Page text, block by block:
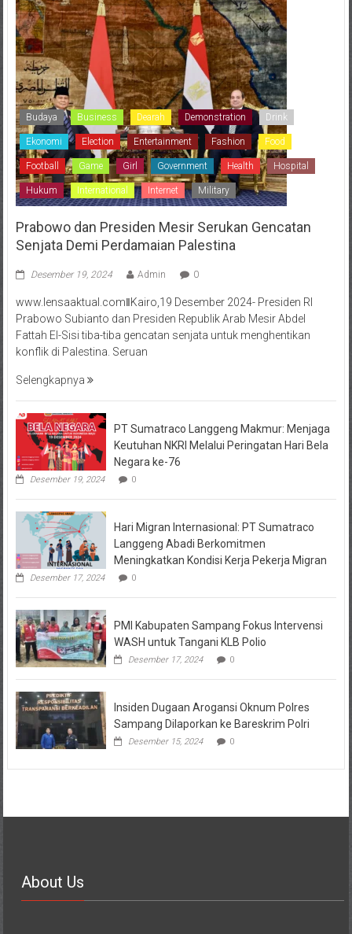
Budaya Business Dearah Demonstration Drink
Ekonomi Election Entertainment Fashion Food
Football Game Girl Government Health Hospital
Hukum International Internet Military
Prabowo dan Presiden Mesir Serukan Gencatan
Senjata Demi Perdamaian Palestina
Desember 19, 2024 Admin 0
www.lensaaktual.comǁKairo,19 Desember 2024- Presiden RI
Prabowo Subianto dan Presiden Republik Arab Mesir Abdel
Fattah El-Sisi tiba-tiba gencatan senjata untuk menghentikan
konflik di Palestina. Seruan
Selengkapnya
PT Sumatraco Langgeng Makmur: Menjaga
Keutuhan NKRI Melalui Peringatan Hari Bela
Negara ke-76
Desember 19, 2024 0
Hari Migran Internasional: PT Sumatraco
Langgeng Abadi Berkomitmen
Meningkatkan Kondisi Kerja Pekerja Migran
Desember 17, 2024 0
PMI Kabupaten Sampang Fokus Intervensi
WASH untuk Tangani KLB Polio
Desember 17, 2024 0
Insiden Dugaan Arogansi Oknum Polres
Sampang Dilaporkan ke Bareskrim Polri
Desember 15, 2024 0
About Us